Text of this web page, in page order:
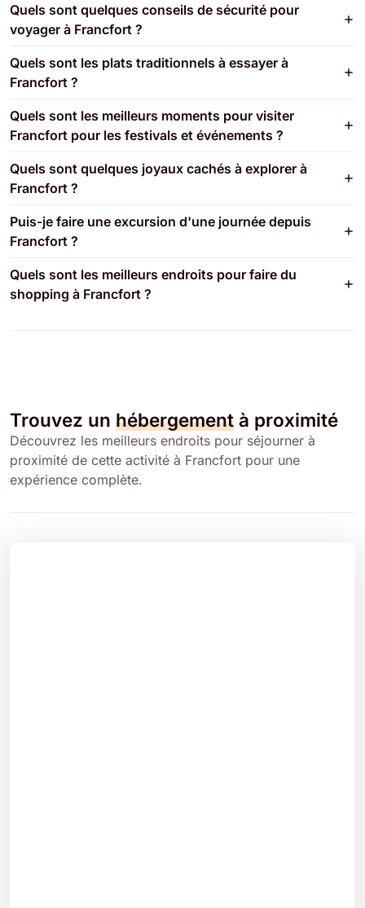
Quels sont quelques conseils de sécurité pour
voyager à Francfort ?
Quels sont les plats traditionnels à essayer à
Francfort ?
Quels sont les meilleurs moments pour visiter
Francfort pour les festivals et événements ?
Quels sont quelques joyaux cachés à explorer à
Francfort ?
Puis-je faire une excursion d'une journée depuis
Francfort ?
Quels sont les meilleurs endroits pour faire du
shopping à Francfort ?
Trouvez un hébergement à proximité
Découvrez les meilleurs endroits pour séjourner à
proximité de cette activité à Francfort pour une
expérience complète.